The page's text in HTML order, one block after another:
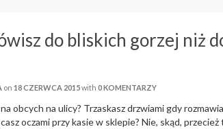
do bliskich gorzej niż
on18 CZERWCA 2015with0 KOMENTARZY
obcych na ulicy? Trzaskasz drzwiami gdy
oczami przy kasie w sklepie? Nie, skąd, przecież